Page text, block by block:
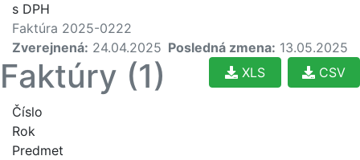
s DPH
Faktúra 2025-0222
Zverejnená: 24.04.2025 Posledná zmena: 13.05.2025
Faktúry (1) CSV
XLS
Číslo
Rok
Predmet